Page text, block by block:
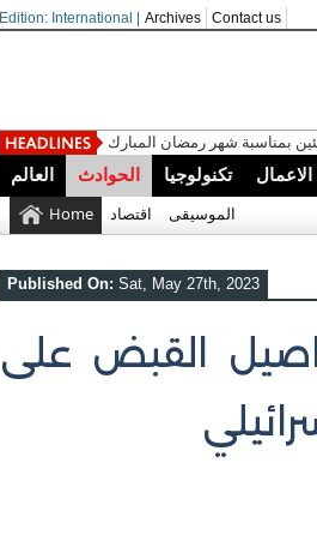
Edition: International | Archives Contact us
بمناسبة شهر رمضان المبارك
العالم الحوادث تكنولوجيا الاعمال
Home اقتصاد الموسيقى
Published On: Sat, May 27th, 2023
القبض على